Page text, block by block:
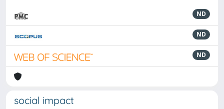
ND
ND
ND
social impact